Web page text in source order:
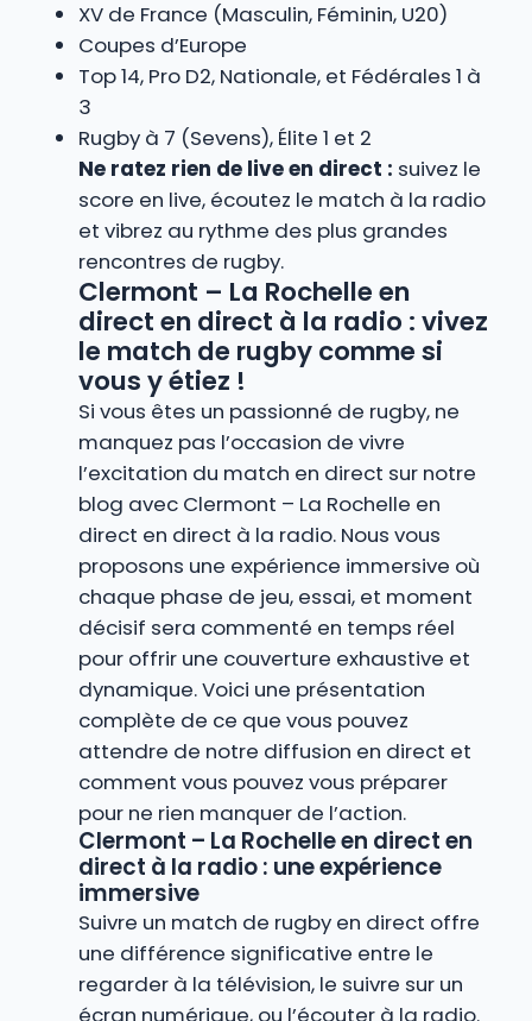
XV de France (Masculin, Féminin, U20)
Coupes d’Europe
Top 14, Pro D2, Nationale, et Fédérales 1 à
3
Rugby à 7 (Sevens), Élite 1 et 2
Ne ratez rien de live en direct : suivez le
score en live, écoutez le match à la radio
et vibrez au rythme des plus grandes
rencontres de rugby.
Clermont – La Rochelle en
direct en direct à la radio : vivez
le match de rugby comme si
vous y étiez !
Si vous êtes un passionné de rugby, ne
manquez pas l’occasion de vivre
l’excitation du match en direct sur notre
blog avec Clermont – La Rochelle en
direct en direct à la radio. Nous vous
proposons une expérience immersive où
chaque phase de jeu, essai, et moment
décisif sera commenté en temps réel
pour offrir une couverture exhaustive et
dynamique. Voici une présentation
complète de ce que vous pouvez
attendre de notre diffusion en direct et
comment vous pouvez vous préparer
pour ne rien manquer de l’action.
Clermont – La Rochelle en direct en
direct à la radio : une expérience
immersive
Suivre un match de rugby en direct offre
une différence significative entre le
regarder à la télévision, le suivre sur un